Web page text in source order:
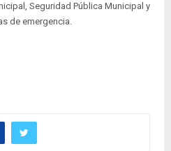
Seguridad Pública Municipal y
de emergencia.